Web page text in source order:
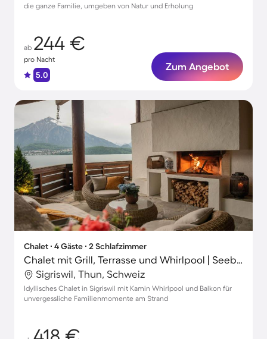
die ganze Familie, umgeben von Natur und Erholung
ab 244 €
pro Nacht
5.0
Zum Angebot
Chalet ∙ 4 Gäste ∙ 2 Schlafzimmer
Chalet mit Grill, Terrasse und Whirlpool | Seeblick
Sigriswil, Thun, Schweiz
Idyllisches Chalet in Sigriswil mit Kamin Whirlpool und Balkon für
unvergessliche Familienmomente am Strand